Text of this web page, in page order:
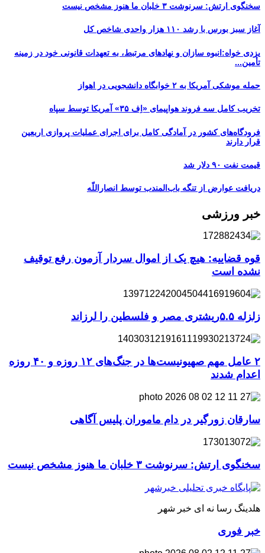
سخنگوی ارتش: سرنوشت ۳ خلبان ما هنوز مشخص نیست
آغاز سبز بورس با رشد ۱۱۰ هزار واحدی شاخص کل
یزدی خواه:انبوه سازان و نهادهای مرتبط، به تعهدات قانونی خود در زمینه
تأمین...
حمله موشکی آمریکا به ۲ خوابگاه دانشجویی در اهواز
تخریب کامل سه فروند هواپیمای «اِف ۳۵» آمریکا توسط سپاه
فرودگاه‌های کشور در آمادگی کامل برای اجرای عملیات پروازی اربعین
قرار دارند
قیمت نفت ۹۰ دلار شد
دریافت عوارض از تنگه باب‌المندب توسط انصاراللّه
خبر ورزشی
قوه قضاییه: هیچ یک از اموال سردار آزمون رفع توقیف
نشده است
زلزله ۵.۵ریشتری مصر و فلسطین را لرزاند
۲ عامل مهم صهیونیست‌ها در جنگ‌های ۱۲ روزه و ۴۰ روزه
اعدام شدند
سارقان زورگیر در دام ماموران پلیس آگاهی
سخنگوی ارتش: سرنوشت ۳ خلبان ما هنوز مشخص نیست
هلدینگ رسا نه ای خبر شهر
خبر فوری